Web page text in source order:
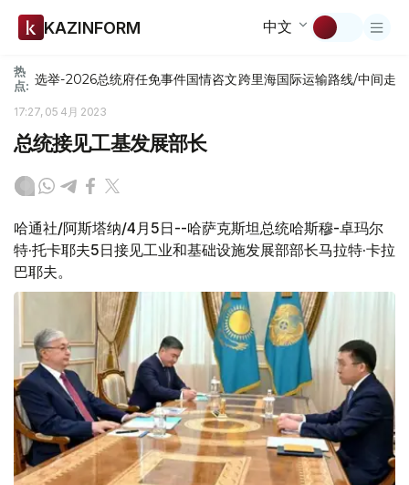
KAZINFORM 中文
热
点: 选举-2026总统府任免事件国情咨文跨里海国际运输路线/中间走廊
17:27, 05 4月 2023
总统接见工基发展部长
哈通社/阿斯塔纳/4月5日--哈萨克斯坦总统哈斯穆-卓玛尔
特·托卡耶夫5日接见工业和基础设施发展部部长马拉特·卡拉
巴耶夫。